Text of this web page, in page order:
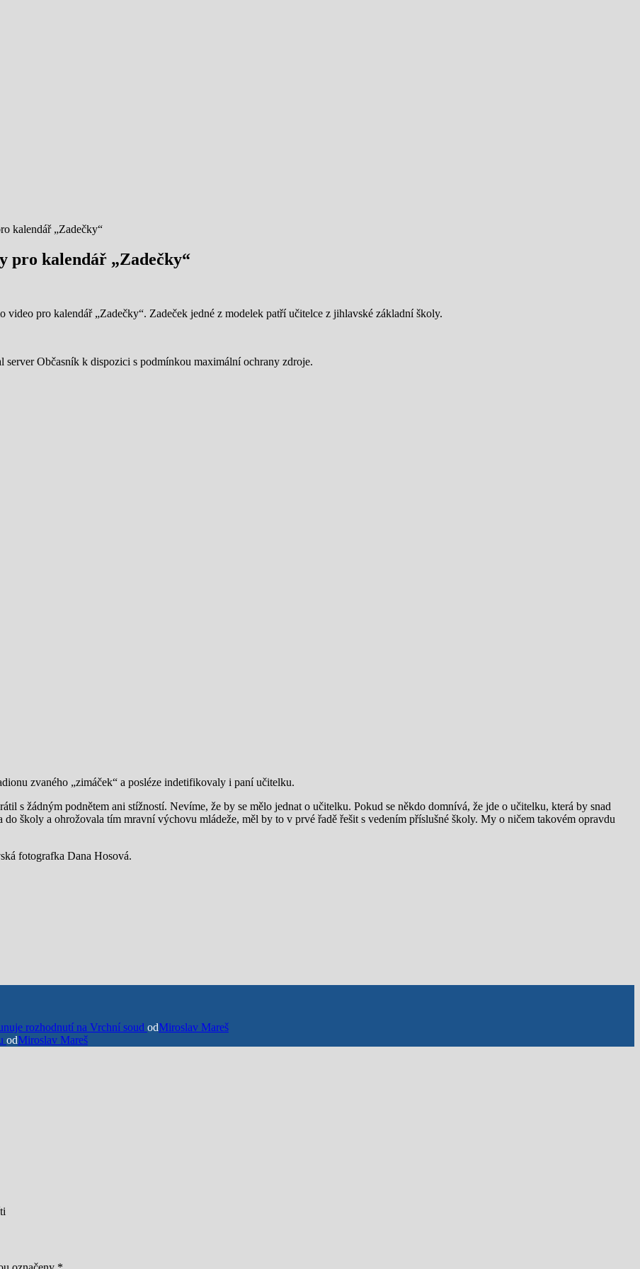
kalendář „Zadečky“
pro kalendář „Zadečky“
pro kalendář „Zadečky“. Zadeček jedné z modelek patří učitelce z jihlavské základní školy.
Občasník k dispozici s podmínkou maximální ochrany zdroje.
zvaného „zimáček“ a posléze indetifikovaly i paní učitelku.
s žádným podnětem ani stížností. Nevíme, že by se mělo jednat o učitelku. Pokud se někdo domnívá, že jde o učitelku, která by snad
školy a ohrožovala tím mravní výchovu mládeže, měl by to v prvé řadě řešit s vedením příslušné školy. My o ničem takovém opravdu
fotografka Dana Hosová.
rozhodnutí na Vrchní soud odMiroslav Mareš
odMiroslav Mareš